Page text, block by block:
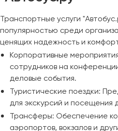
Транспортные услуги
популярностью среди
ценящих надежность и
Корпоративные
сотрудников на
деловые события.
Туристические поездки:
для экскурсий и посещения
Трансферы: Обеспечение
аэропортов, вокзалов и